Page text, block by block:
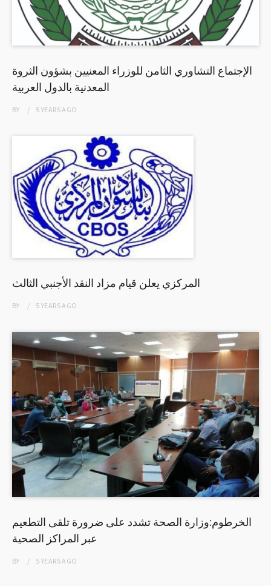
الإجتماع التشاوري الثامن للوزراء المعنيين بشؤون الثروة
المعدنية بالدول العربية
BY 5 YEARSAGO
المركزي يعلن قيام مزاد النقد الأجنبي الثالث
BY 5 YEARSAGO
الخرطوم:وزارة الصحة تشدد على ضرورة تلقى التطعيم
عبر المراكز الصحية
BY 5 YEARSAGO